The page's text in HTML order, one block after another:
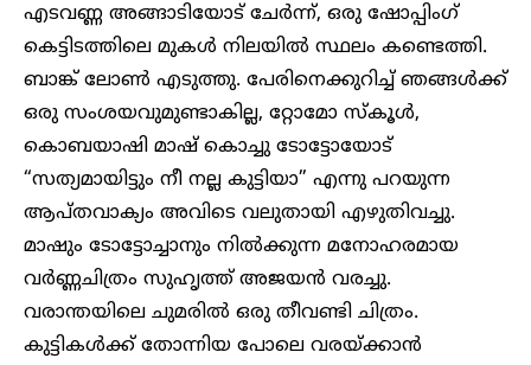
എടവണ്ണ അങ്ങാടിയോട് ചേർന്ന്, ഒരു ഷോപ്പിംഗ്
കെട്ടിടത്തിലെ മുകൾ നിലയിൽ സ്ഥലം കണ്ടെത്തി.
ബാങ്ക് ലോൺ എടുത്തു. പേരിനെക്കുറിച്ച് ഞങ്ങൾക്ക്
ഒരു സംശയവുമുണ്ടാകില്ല, റ്റോമോ സ്കൂൾ,
കൊബയാഷി മാഷ് കൊച്ചു ടോട്ടോയോട്
“സത്യമായിട്ടും നീ നല്ല കുട്ടിയാ” എന്നു പറയുന്ന
ആപ്തവാക്യം അവിടെ വലുതായി എഴുതിവച്ചു.
മാഷും ടോട്ടോച്ചാനും നിൽക്കുന്ന മനോഹരമായ
വർണ്ണചിത്രം സുഹൃത്ത് അജയൻ വരച്ചു.
വരാന്തയിലെ ചുമരിൽ ഒരു തീവണ്ടി ചിത്രം.
കുട്ടികൾക്ക് തോന്നിയ പോലെ വരയ്ക്കാൻ